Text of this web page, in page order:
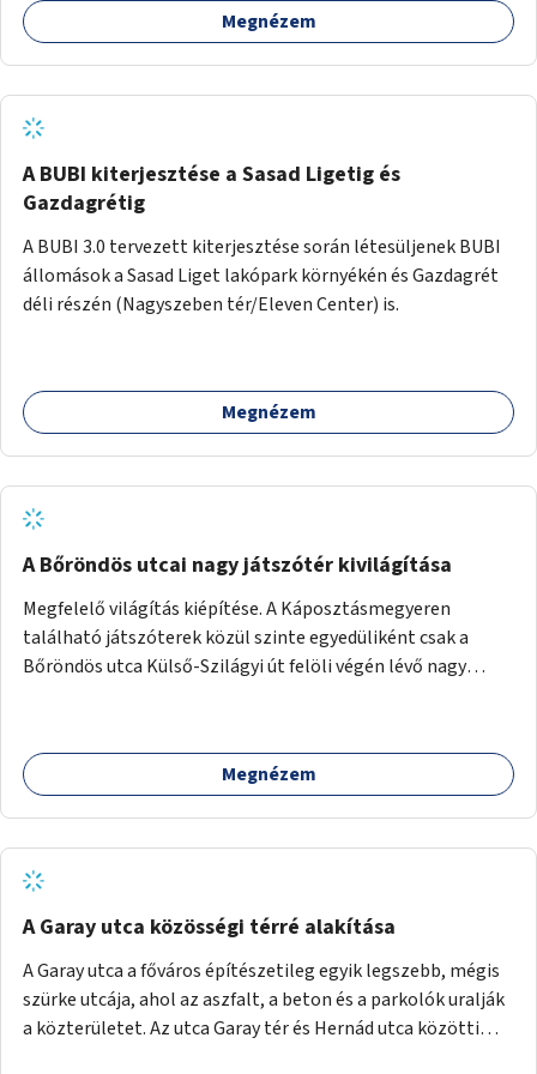
barátságosabbá és zöldebbé lehetne tenni a megállókat.
Megnézem
A BUBI kiterjesztése a Sasad Ligetig és
Gazdagrétig
A BUBI 3.0 tervezett kiterjesztése során létesüljenek BUBI
állomások a Sasad Liget lakópark környékén és Gazdagrét
déli részén (Nagyszeben tér/Eleven Center) is.
Megnézem
A Bőröndös utcai nagy játszótér kivilágítása
Megfelelő világítás kiépítése. A Káposztásmegyeren
található játszóterek közül szinte egyedüliként csak a
Bőröndös utca Külső-Szilágyi út felöli végén lévő nagy
Megnézem
A Garay utca közösségi térré alakítása
A Garay utca a főváros építészetileg egyik legszebb, mégis
szürke utcája, ahol az aszfalt, a beton és a parkolók uralják
a közterületet. Az utca Garay tér és Hernád utca közötti